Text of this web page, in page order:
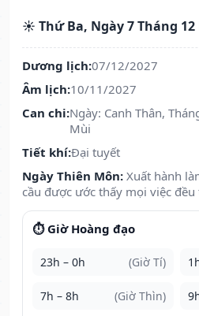
☀️ Thứ Ba, Ngày 7 Tháng 12
Dương lịch:07/12/2027
Âm lịch:10/11/2027
Can chi:Ngày: Canh Thân,
Mùi
Tiết khí:Đại tuyết
Ngày Thiên Môn: Xuất hành
cầu được ước thấy mọi việc
⏱️ Giờ Hoàng đạo
23h – 0h (Giờ Tí)
7h – 8h (Giờ Thìn)